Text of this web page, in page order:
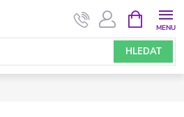
HLEDAT
NÁKUPNÍ
KOŠÍK